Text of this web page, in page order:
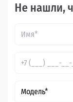
Не нашли,
Модель*